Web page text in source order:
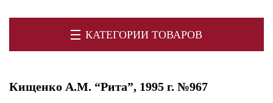
КАТЕГОРИИ ТОВАРОВ
Кищенко А.М. “Рита”, 1995 г. №967